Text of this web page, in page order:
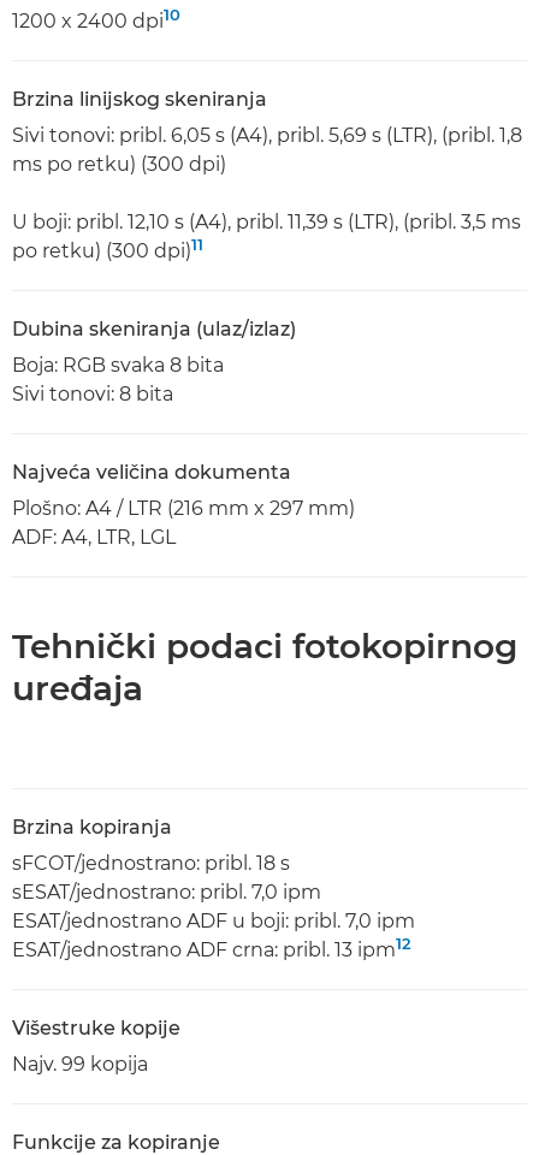
1200 x 2400 dpi10
Brzina linijskog skeniranja
Sivi tonovi: pribl. 6,05 s (A4), pribl. 5,69 s (LTR), (pribl. 1,8
ms po retku) (300 dpi)
U boji: pribl. 12,10 s (A4), pribl. 11,39 s (LTR), (pribl. 3,5 ms
po retku) (300 dpi)11
Dubina skeniranja (ulaz/izlaz)
Boja: RGB svaka 8 bita
Sivi tonovi: 8 bita
Najveća veličina dokumenta
Plošno: A4 / LTR (216 mm x 297 mm)
ADF: A4, LTR, LGL
Tehnički podaci fotokopirnog
uređaja
Brzina kopiranja
sFCOT/jednostrano: pribl. 18 s
sESAT/jednostrano: pribl. 7,0 ipm
ESAT/jednostrano ADF u boji: pribl. 7,0 ipm
ESAT/jednostrano ADF crna: pribl. 13 ipm12
Višestruke kopije
Najv. 99 kopija
Funkcije za kopiranje